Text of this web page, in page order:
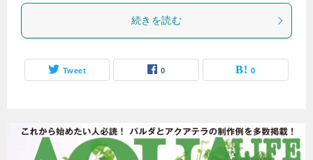
続きを読む
Tweet 0 0